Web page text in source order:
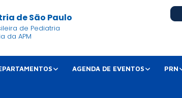
de São Paulo
de Pediatria
da APM
AGENDA DE EVENTOS PRN